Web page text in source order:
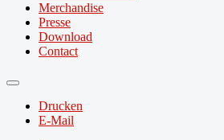
Merchandise
Presse
Download
Contact
Drucken
E-Mail